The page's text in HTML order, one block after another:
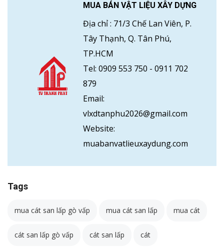
MUA BÁN VẬT LIỆU XÂY DỰNG
Địa chỉ : 71/3 Chế Lan Viên, P.
Tây Thạnh, Q. Tân Phú,
TP.HCM
Tel: 0909 553 750 - 0911 702
879
Email:
vlxdtanphu2026@gmail.com
Website:
muabanvatlieuxaydung.com
Tags
mua cát san lấp gò vấp mua cát san lấp mua cát
cát san lấp gò vấp cát san lấp cát